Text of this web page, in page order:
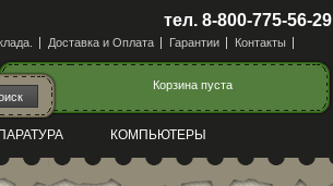
тел. 8-800-775-56-29
Доставка и Оплата Гарантии Контакты
Корзина пуста
КОМПЬЮТЕРЫ